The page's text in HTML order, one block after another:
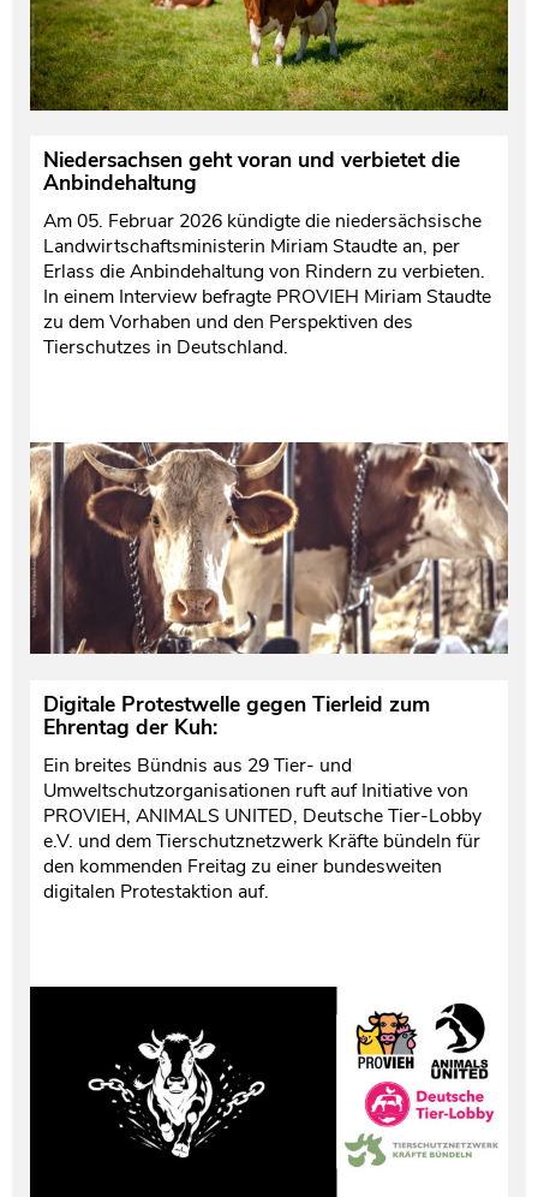
Niedersachsen geht voran und verbietet die
Anbindehaltung
Am 05. Februar 2026 kündigte die niedersächsische
Landwirtschaftsministerin Miriam Staudte an, per
Erlass die Anbindehaltung von Rindern zu verbieten.
In einem Interview befragte PROVIEH Miriam Staudte
zu dem Vorhaben und den Perspektiven des
Tierschutzes in Deutschland.
Digitale Protestwelle gegen Tierleid zum
Ehrentag der Kuh:
Ein breites Bündnis aus 29 Tier- und
Umweltschutzorganisationen ruft auf Initiative von
PROVIEH, ANIMALS UNITED, Deutsche Tier-Lobby
e.V. und dem Tierschutznetzwerk Kräfte bündeln für
den kommenden Freitag zu einer bundesweiten
digitalen Protestaktion auf.